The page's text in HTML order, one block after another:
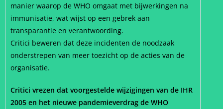
manier waarop de WHO omgaat met bijwerkingen na
immunisatie, wat wijst op een gebrek aan
transparantie en verantwoording.
Critici beweren dat deze incidenten de noodzaak
onderstrepen van meer toezicht op de acties van de
organisatie.
Critici vrezen dat voorgestelde wijzigingen van de IHR
2005 en het nieuwe pandemieverdrag de WHO